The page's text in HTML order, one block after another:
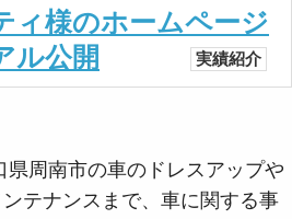
ィ様のホームページ
ル公開
実績紹介
県周南市の車のドレスアップや
テナンスまで、車に関する事